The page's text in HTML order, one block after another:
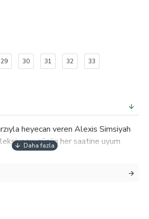
29 30 31 32 33
heyecan veren Alexis Simsiyah
günün her saatine uyum
fark yaratan kadınların favorisi
Model Ölçüleri: Boy: 168 cm
S Materiel:64% Cotton